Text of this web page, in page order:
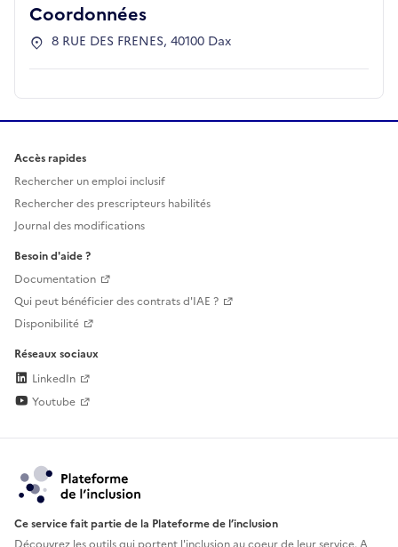
Coordonnées
8 RUE DES FRENES, 40100 Dax
Accès rapides
Rechercher un emploi inclusif
Rechercher des prescripteurs habilités
Journal des modifications
Besoin d'aide ?
Documentation
Qui peut bénéficier des contrats d'IAE ?
Disponibilité
Réseaux sociaux
LinkedIn
Youtube
Ce service fait partie de la Plateforme de l’inclusion